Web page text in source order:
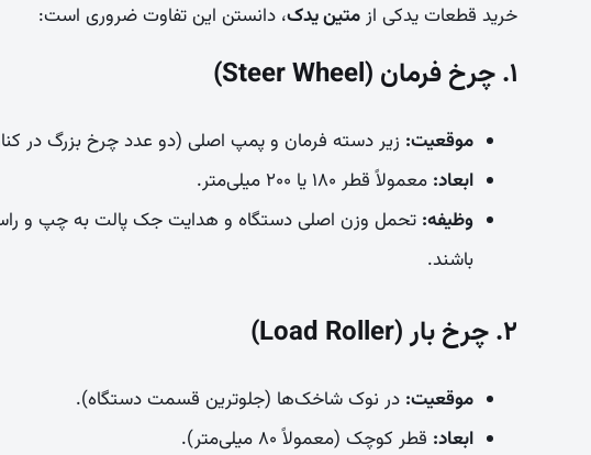
خرید قطعات یدکی ازمتین یدک، دانستن این تفاوت ضروری است:
۱. چرخ فرمان (Steer Wheel)
موقعیت: زیر دسته فرمان و پمپ اصلی (دو عدد چرخ بزرگ در
ابعاد: معمولاً قطر ۱۸۰ یا ۲۰۰ میلی‌متر.
وظیفه: تحمل وزن اصلی دستگاه و هدایت جک پالت به چپ و
باشند.
۲. چرخ بار (Load Roller)
موقعیت: در نوک شاخک‌ها (جلوترین قسمت دستگاه).
ابعاد: قطر کوچک (معمولاً ۸۰ میلی‌متر).